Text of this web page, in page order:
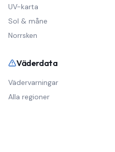
UV-karta
Sol & måne
Norrsken
Väderdata
Vädervarningar
Alla regioner